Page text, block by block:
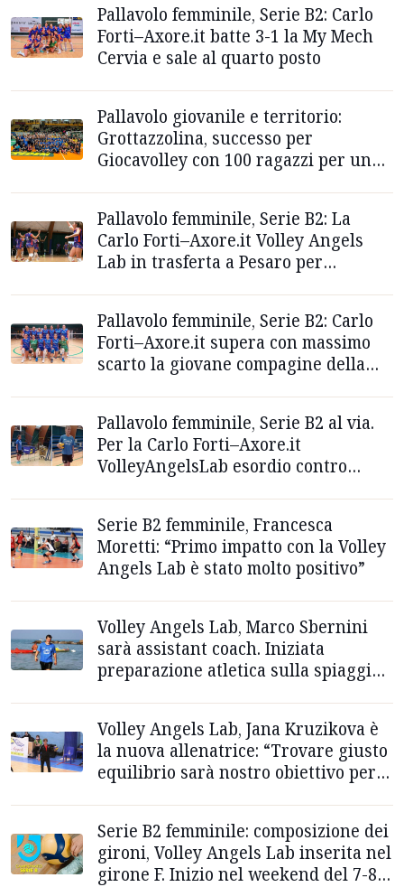
Pallavolo femminile, Serie B2: Carlo
Forti–Axore.it batte 3-1 la My Mech
Cervia e sale al quarto posto
Pallavolo giovanile e territorio:
Grottazzolina, successo per
Giocavolley con 100 ragazzi per un
Pallavolo femminile, Serie B2: La
Carlo Forti–Axore.it Volley Angels
Lab in trasferta a Pesaro per
Pallavolo femminile, Serie B2: Carlo
Forti–Axore.it supera con massimo
scarto la giovane compagine della
Pallavolo femminile, Serie B2 al via.
Per la Carlo Forti–Axore.it
VolleyAngelsLab esordio contro
Serie B2 femminile, Francesca
Moretti: “Primo impatto con la Volley
Angels Lab è stato molto positivo”
Volley Angels Lab, Marco Sbernini
sarà assistant coach. Iniziata
preparazione atletica sulla spiaggia
Volley Angels Lab, Jana Kruzikova è
la nuova allenatrice: “Trovare giusto
equilibrio sarà nostro obiettivo per
Serie B2 femminile: composizione dei
gironi, Volley Angels Lab inserita nel
girone F. Inizio nel weekend del 7-8